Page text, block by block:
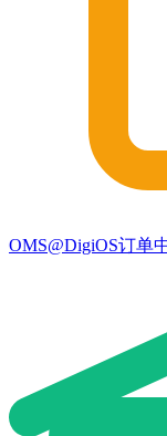
OMS@DigiOS订单